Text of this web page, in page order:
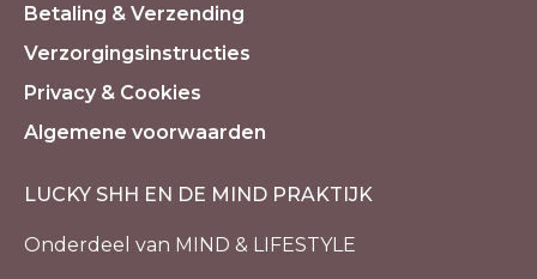
Betaling & Verzending
Verzorgingsinstructies
Privacy & Cookies
Algemene voorwaarden
LUCKY SHH EN DE MIND PRAKTIJK
Onderdeel van MIND & LIFESTYLE